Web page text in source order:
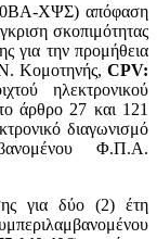
ΧΨΣ) απόφαση
σκοπιμότητας
για την προμήθεια
Ν. Κομοτηνής,CPV:
ηλεκτρονικού
άρθρο 27 και 121
διαγωνισμό
Φ.Π.Α.
για δύο (2) έτη